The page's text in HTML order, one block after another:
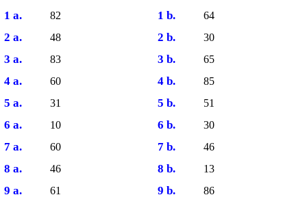
1 a. 82 1 b. 64
2 a. 48 2 b. 30
3 a. 83 3 b. 65
4 a. 60 4 b. 85
5 a. 31 5 b. 51
6 a. 10 6 b. 30
7 a. 60 7 b. 46
8 a. 46 8 b. 13
9 a. 61 9 b. 86